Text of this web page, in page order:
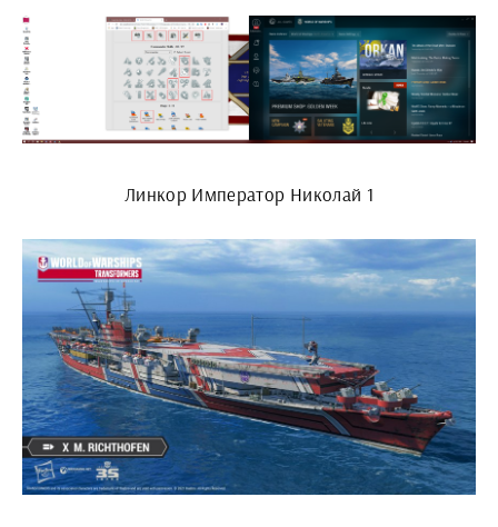
Линкор Император Николай 1